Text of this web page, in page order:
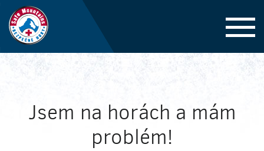
Jsem na horách a mám
problém!